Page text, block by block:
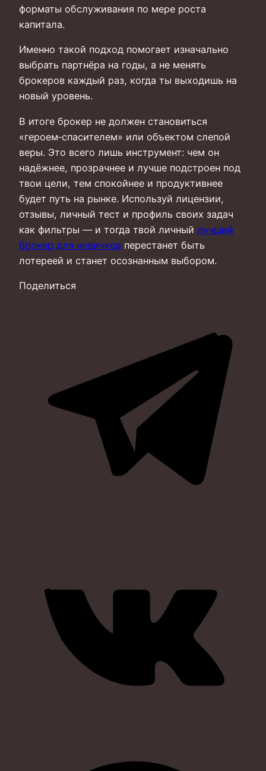
форматы обслуживания по мере роста
капитала.
Именно такой подход помогает изначально
выбрать партнёра на годы, а не менять
брокеров каждый раз, когда ты выходишь на
новый уровень.
В итоге брокер не должен становиться
«героем‑спасителем» или объектом слепой
веры. Это всего лишь инструмент: чем он
надёжнее, прозрачнее и лучше подстроен под
твои цели, тем спокойнее и продуктивнее
будет путь на рынке. Используй лицензии,
отзывы, личный тест и профиль своих задач
как фильтры — и тогда твой личный лучший
брокер для новичков перестанет быть
лотереей и станет осознанным выбором.
Поделиться